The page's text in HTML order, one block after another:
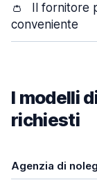
👛
Il fornitore
conveniente
I modelli
richiesti
Agenzia di